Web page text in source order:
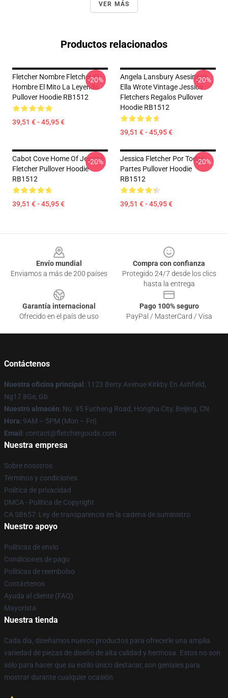
VER MÁS
Productos relacionados
Fletcher Nombre Fletcher El
Hombre El Mito La Leyenda
Pullover Hoodie RB1512
39,51 € - 45,95 €
-20%
Angela Lansbury Asesinato
Ella Wrote Vintage Jessica
Fletchers Regalos Pullover
Hoodie RB1512
39,51 € - 45,95 €
-20%
Cabot Cove Home Of Jessica
Fletcher Pullover Hoodie
RB1512
39,51 € - 45,95 €
-20%
Jessica Fletcher Por Todas
Partes Pullover Hoodie
RB1512
39,51 € - 45,95 €
-20%
Envío mundial
Enviamos a más de 200 países
Compra con confianza
Protegido 24/7 desde los clics
hasta la entrega
Garantía internacional
Ofrecido en el país de uso
Pago 100% seguro
PayPal / MasterCard / Visa
Contáctenos
Nuestra oficina principal : 1123 Berry Avenue Kirkby En Ashfield,
Ng17 8Ge, Gb
Nuestro almacén: No. 95 Fucheng Road, Honghu City, Beijing, CN
Hora: 9AM – 5PM (Mon – Fri)
Email : contact@fletchergoods.com
Nuestra empresa
Sobre nosotros
Términos y condiciones
Política de privacidad
DMCA - Política de Copyright
CA SB657: Ley de transparencia en la cadena de suministro
Nuestro apoyo
Políticas de envío
Condiciones de pago
Políticas de reembolso
Contáctenos
Ayuda al cliente (FAQ)
Mayorista
Nuestra tienda
Cada día, diseñamos nuevos productos para ofrecerle una amplia
variedad de piezas de diseño de alta calidad y hermosa. Estos no son
sólo para hacer que su estilo único destacar, son geniales para
mostrar durante cualquier ocasión.